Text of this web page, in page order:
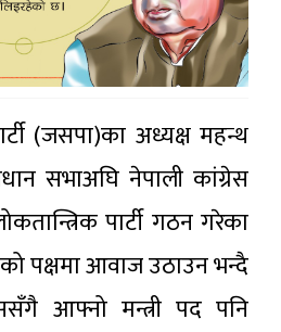
(जसपा)का अध्यक्ष महन्थ
सभाअघि नेपाली कांग्रेस
पार्टी गठन गरेका
पक्षमा आवाज उठाउन भन्दै
आफ्नो मन्त्री पद पनि